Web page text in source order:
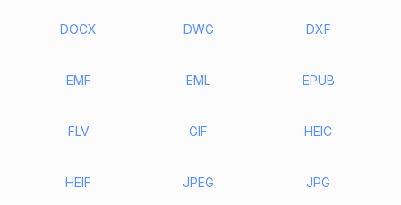
DOCX DWG DXF
EMF EML EPUB
FLV GIF HEIC
HEIF JPEG JPG